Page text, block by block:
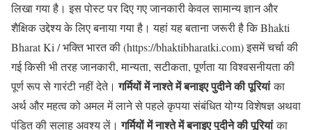
लिखा गया है। इस पोस्ट पर दिए गए जानकारी केवल सामान्य ज्ञान और
शैक्षिक उद्देश्य के लिए बनाया गया है। यहां यह बताना जरूरी है कि Bhakti
Bharat Ki / भक्ति भारत की (https://bhaktibharatki.com) इसमें चर्चा की
गई किसी भी तरह जानकारी, मान्यता, सटीकता, पूर्णता या विश्वसनीयता की
पूर्ण रूप से गारंटी नहीं देते।गर्मियों में नाश्ते में बनाइए पुदीने की पूरियांका
अर्थ और महत्व को अमल में लाने से पहले कृपया संबंधित योग्य विशेषज्ञ अथवा
पंड़ित की सलाह अवश्य लें।गर्मियों में नाश्ते में बनाइए पुदीने की पूरियां का